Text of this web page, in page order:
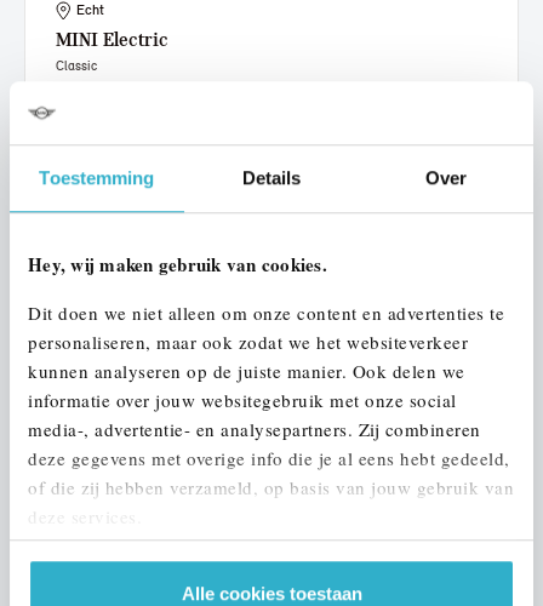
Toestemming Details Over
Hey, wij maken gebruik van cookies.
Dit doen we niet alleen om onze content en advertenties te
personaliseren, maar ook zodat we het websiteverkeer
kunnen analyseren op de juiste manier. Ook delen we
informatie over jouw websitegebruik met onze social
media-, advertentie- en analysepartners. Zij combineren
deze gegevens met overige info die je al eens hebt gedeeld,
of die zij hebben verzameld, op basis van jouw gebruik van
deze services.
Alle cookies toestaan
Echt
MINI Electric
Classic